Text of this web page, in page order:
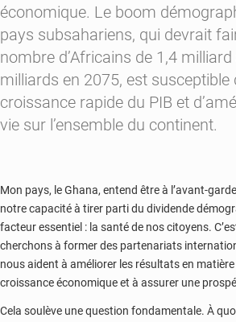
économique. Le boom
pays subsahariens, qui devrait
nombre d’Africains de 1,4 milliard
milliards en 2075, est susceptible
croissance rapide du PIB et
vie sur l’ensemble du continent.
Mon pays, le Ghana, entend être à l’avant-
notre capacité à tirer parti du dividende
facteur essentiel : la santé de nos citoyens.
cherchons à former des partenariats
nous aident à améliorer les résultats en
croissance économique et à assurer une
Cela soulève une question fondamentale. À